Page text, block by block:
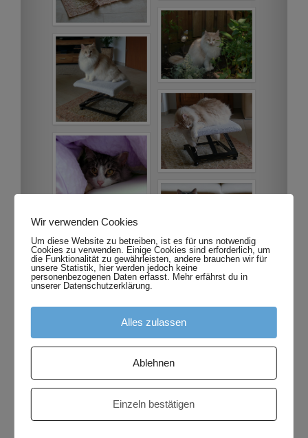
Wir verwenden Cookies
Um diese Website zu betreiben, ist es für uns notwendig
Cookies zu verwenden. Einige Cookies sind erforderlich, um
die Funktionalität zu gewährleisten, andere brauchen wir für
unsere Statistik, hier werden jedoch keine
personenbezogenen Daten erfasst. Mehr erfährst du in
unserer Datenschutzerklärung.
Alles zulassen
Ablehnen
Einzeln bestätigen